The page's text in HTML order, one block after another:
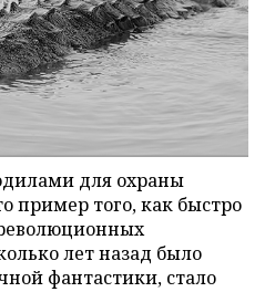
для охраны
пример того, как быстро
лет назад было
фантастики, стало